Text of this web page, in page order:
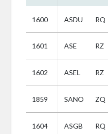
1600 ASDU RQ
1601 ASE RZ
1602 ASEL RZ
1859 SANO ZQ
1604 ASGB RQ